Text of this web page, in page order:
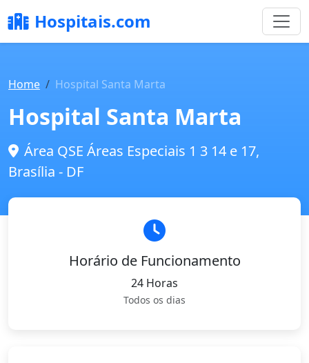
Hospitais.com
Home Hospital Santa Marta
Hospital Santa Marta
Área QSE Áreas Especiais 1 3 14 e 17,
Brasília - DF
Horário de Funcionamento
24 Horas
Todos os dias